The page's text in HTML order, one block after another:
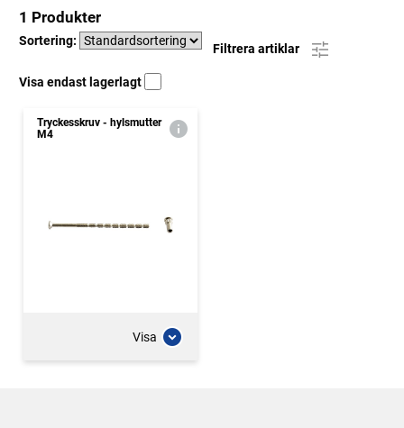
1 Produkter
Sortering:
Filtrera artiklar
Visa endast lagerlagt
Tryckesskruv - hylsmutter
M4
Visa